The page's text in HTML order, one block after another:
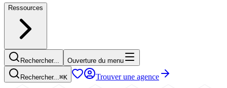
Ressources
Rechercher... Ouverture du menu
Rechercher...⌘K Trouver une agence